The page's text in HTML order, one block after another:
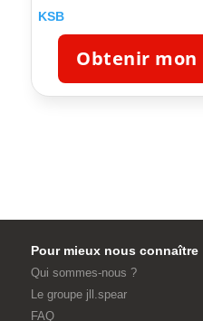
KSB
Obtenir
Pour mieux nous connaître
Qui sommes-nous ?
Le groupe jll.spear
FAQ